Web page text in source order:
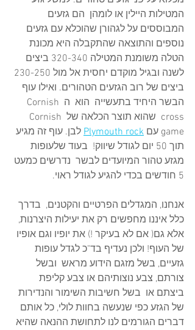
המטילות היילין או לומהן  הם גזעים
המבוססים על לגהורן שהוכלא עם גזעים
נוספים והתוצאה שהתקבלה היא מכונת
הטלה משומנת המטילה 320-340 ביצים
ביצים של רוב הגזעים הטהורים. ואילו עוף
הבשר היחיד בתעשייה  הוא  ה Cornish
cross  שהוא תוצר הכלאה של Cornish
game עם
Plymouth rock לבן. עוף זה מגיע
תוך 50 יום לגודל שיווק!  בעוד שלעופות
מגזע טהור המיועדים לבשר  נדרשים כמעט
5 חודשים בכדי להגיע לגודל ראוי.
אנחנו, המגדלים הפרטיים והקטנים,  בדרך
כלל איננו מחפשים רק את יעילות היצרנות,
אלא גם( אם לא בעיקר !) את יופיו וגם אופיו
של העוף! ולכן נעדיף בד"כ לגדל עופות
גזעיים, בשל מזגם הידוע מראש  ובשל
צורתם, צבע נוצותיהם או צבע קליפת
ביצתם או  בשל חשיבות השימור והנדירות
של הגזע כפי שנעשה בחוות לולי, כל אותם
דברים הגורמים לנו לתחושת ההנאה שהיא